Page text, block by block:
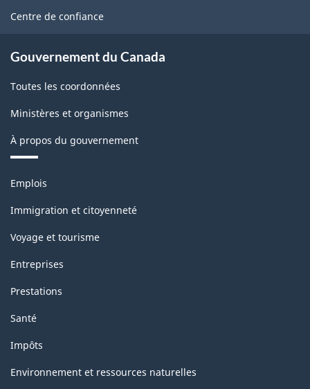
ventes
selon
la
géographie
2021
site
Centre de confiance
Gouvernement du Canada
Toutes les coordonnées
Ministères et organismes
À propos du gouvernement
Thèmes
sujets
Emplois
Immigration et citoyenneté
Voyage et tourisme
Entreprises
Prestations
Santé
Impôts
Environnement et ressources naturelles